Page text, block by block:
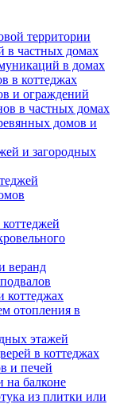
территории
в частных домах
в домах
в коттеджах
и ограждений
в частных домах
домов и
и загородных
веранд
коттеджах
отопления в
этажей
в коттеджах
и печей
на балконе
из плитки или